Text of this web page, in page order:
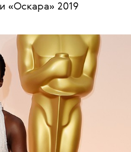
«Оскара» 2019